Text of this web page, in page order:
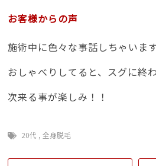
お客様からの声
施術中に色々な事話しちゃいま
おしゃべりしてると、スグに終
次来る事が楽しみ！！
20代 ,全身脱毛